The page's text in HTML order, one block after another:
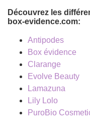
Découvrez les
box-evidence.com:
Antipodes
Box évidence
Clarange
Evolve Beauty
Lamazuna
Lily Lolo
PuroBio